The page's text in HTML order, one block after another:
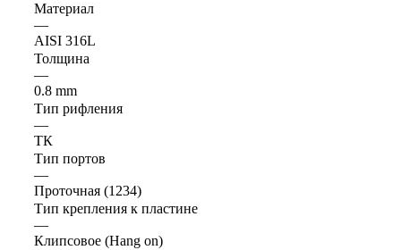
Материал
—
AISI 316L
Толщина
—
0.8 mm
Тип рифления
—
ТК
Тип портов
—
Проточная (1234)
Тип крепления к пластине
—
Клипсовое (Hang on)